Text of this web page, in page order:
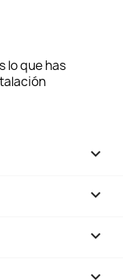
lo que has


